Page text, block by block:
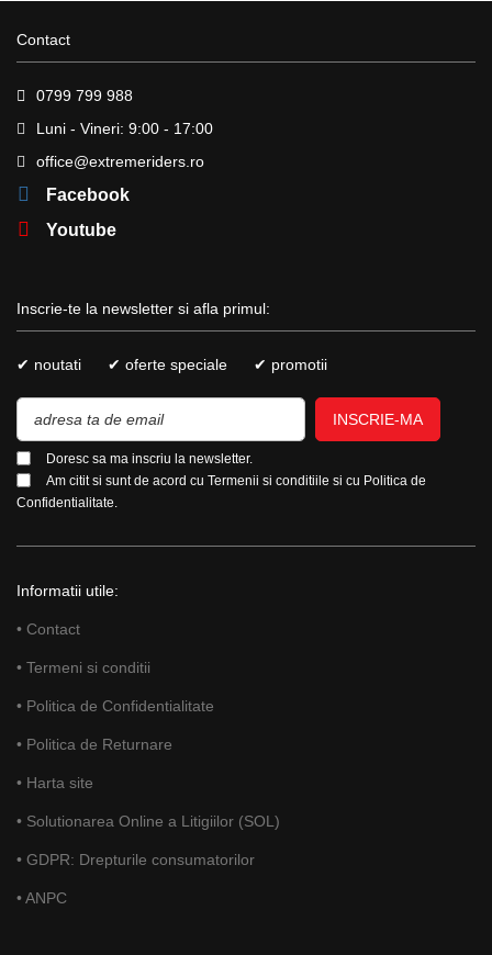
Contact
0799 799 988
Luni - Vineri: 9:00 - 17:00
office@extremeriders.ro
Facebook
Youtube
Inscrie-te la newsletter si afla primul:
✔ noutati ✔ oferte speciale ✔ promotii
INSCRIE-MA
Doresc sa ma inscriu la newsletter.
Am citit si sunt de acord cu Termenii si conditiile si cu Politica de
Confidentialitate.
Informatii utile:
• Contact
• Termeni si conditii
• Politica de Confidentialitate
• Politica de Returnare
• Harta site
• Solutionarea Online a Litigiilor (SOL)
• GDPR: Drepturile consumatorilor
• ANPC